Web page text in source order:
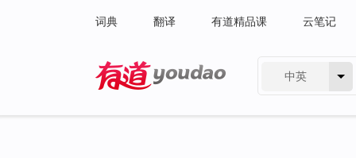
词典 翻译 有道精品课 云笔记
中英